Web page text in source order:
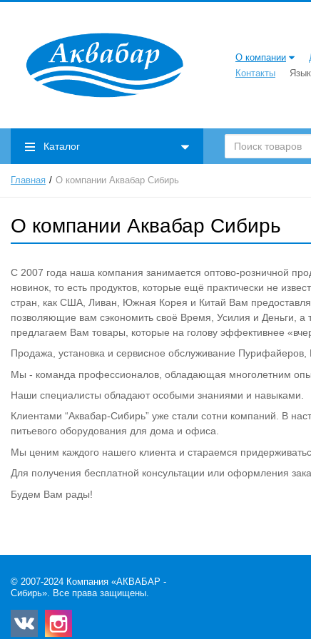
О компании
Контакты
Каталог
Главная О компании Аквабар Сибирь
О компании Аквабар Сибирь
С 2007 года наша компания занимается оптово-розничной
новинок, то есть продуктов, которые ещё практически не
стран, как США, Ливан, Южная Корея и Китай Вам
позволяющие вам сэкономить своё Время, Усилия и Деньги,
предлагаем Вам товары, которые на голову эффективнее
Продажа, установка и сервисное обслуживание
Мы - команда профессионалов, обладающая многолетним
Наши специалисты обладают особыми знаниями и навыками.
Клиентами “Аквабар-Сибирь” уже стали сотни компаний. В
питьевого оборудования для дома и офиса.
Мы ценим каждого нашего клиента и стараемся
Для получения бесплатной консультации или оформления
Будем Вам рады!
© 2007-2024 Компания «АКВАБАР -
Сибирь». Все права защищены.